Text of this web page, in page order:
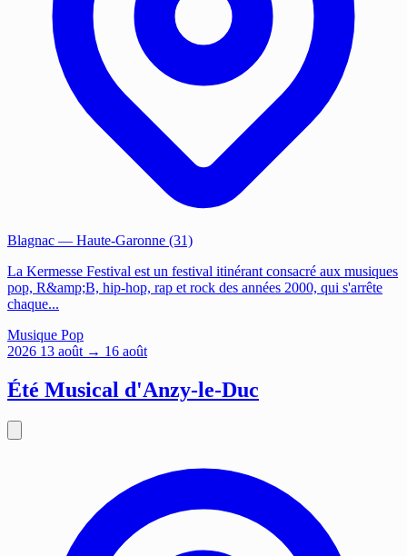
Blagnac — Haute-Garonne (31)
La Kermesse Festival est un festival itinérant consacré aux musiques
pop, R&amp;B, hip-hop, rap et rock des années 2000, qui s'arrête
chaque...
Musique Pop
2026 13 août → 16 août
Été Musical d'Anzy-le-Duc